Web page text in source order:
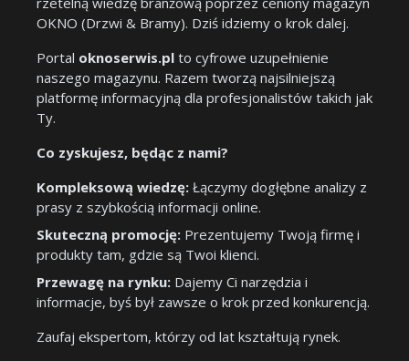
OKNO (Drzwi & Bramy). Dziś idziemy o krok dalej.
Portal oknoserwis.pl to cyfrowe uzupełnienie
naszego magazynu. Razem tworzą najsilniejszą
platformę informacyjną dla profesjonalistów takich jak
Ty.
Co zyskujesz, będąc z nami?
Kompleksową wiedzę: Łączymy dogłębne analizy z
prasy z szybkością informacji online.
Skuteczną promocję: Prezentujemy Twoją firmę i
produkty tam, gdzie są Twoi klienci.
Przewagę na rynku: Dajemy Ci narzędzia i
informacje, byś był zawsze o krok przed konkurencją.
Zaufaj ekspertom, którzy od lat kształtują rynek.